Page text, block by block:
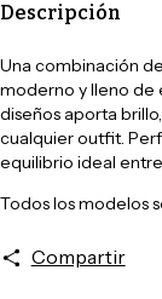
Descripción
Una combinación
moderno y lleno de
diseños aporta
cualquier outfit.
equilibrio ideal
Todos los modelos
Compartir